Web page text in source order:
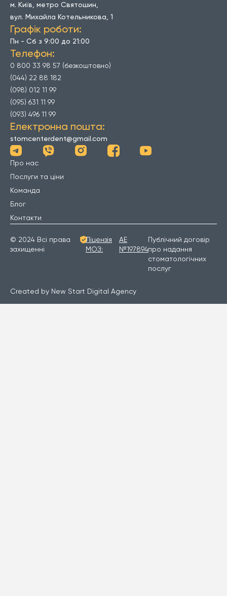
м. Київ, метро Святошин,
вул. Михайла Котельникова, 1
Графік роботи:
Пн - Сб з 9:00 до 21:00
Телефон:
0 800 33 98 57 (безкоштовно)
(044) 22 88 182
(098) 012 11 99
(095) 631 11 99
(093) 496 11 99
Електронна пошта:
stomcenterdent@gmail.com
Про нас
Послуги та ціни
Команда
Блог
Контакти
© 2024 Всі права
захищенні
Ліцензія
МОЗ:
АЕ
№197894
Публічний договір
про надання
стоматологічних
послуг
Created by New Start Digital Agency